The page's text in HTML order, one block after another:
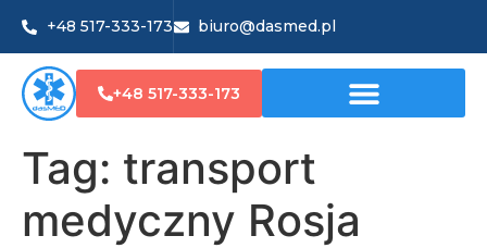
+48 517-333-173 biuro@dasmed.pl
+48 517-333-173
Tag: transport
medyczny Rosja